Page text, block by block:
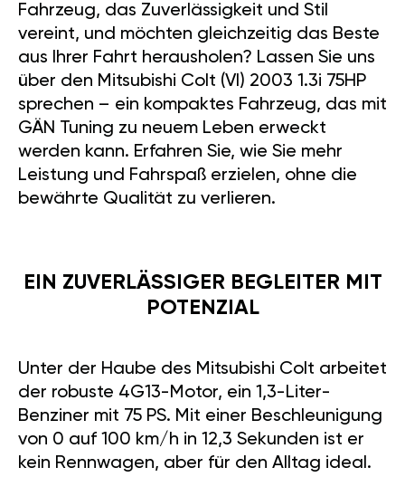
Fahrzeug, das Zuverlässigkeit und Stil
vereint, und möchten gleichzeitig das Beste
aus Ihrer Fahrt herausholen? Lassen Sie uns
über den Mitsubishi Colt (VI) 2003 1.3i 75HP
sprechen – ein kompaktes Fahrzeug, das mit
GÄN Tuning zu neuem Leben erweckt
werden kann. Erfahren Sie, wie Sie mehr
Leistung und Fahrspaß erzielen, ohne die
bewährte Qualität zu verlieren.
EIN ZUVERLÄSSIGER BEGLEITER MIT
POTENZIAL
Unter der Haube des Mitsubishi Colt arbeitet
der robuste 4G13-Motor, ein 1,3-Liter-
Benziner mit 75 PS. Mit einer Beschleunigung
von 0 auf 100 km/h in 12,3 Sekunden ist er
kein Rennwagen, aber für den Alltag ideal.